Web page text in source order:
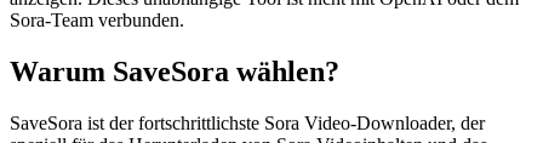
Sora-Team verbunden.
Warum SaveSora wählen?
SaveSora ist der fortschrittlichste Sora Video-Downloader, der